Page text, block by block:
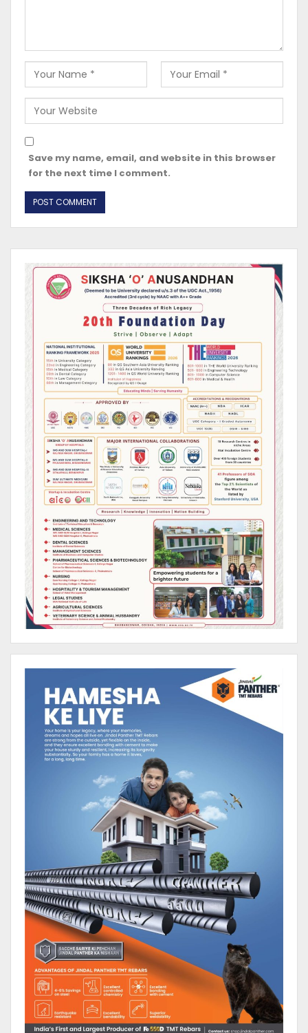
Save my name, email, and website in this browser
for the next time I comment.